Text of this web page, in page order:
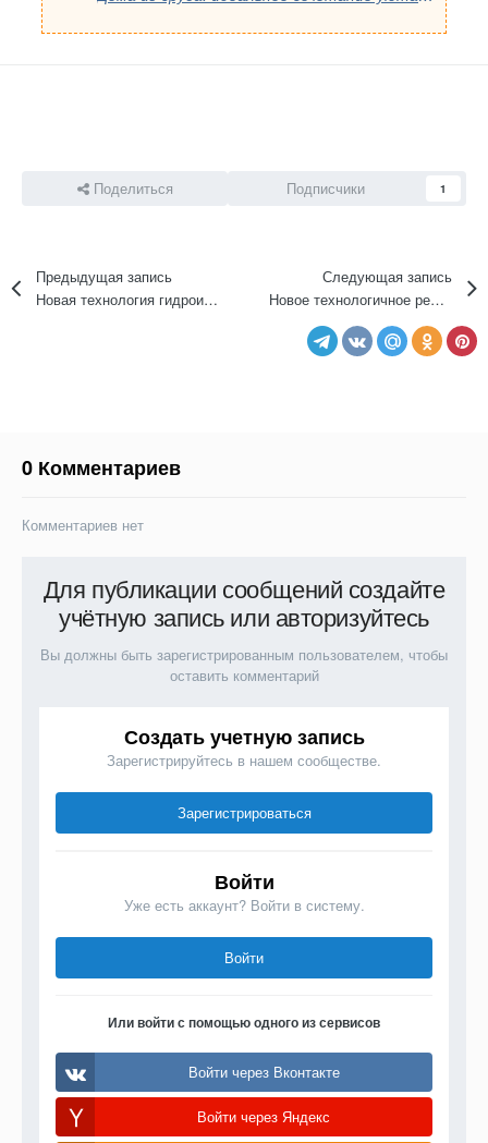
Поделиться Подписчики 1
Предыдущая запись
Новая технология гидроизоляции отмостки
Следующая запись
Новое технологичное решение для эффективной радонозащиты фундаментов
0 Комментариев
Комментариев нет
Для публикации сообщений создайте
учётную запись или авторизуйтесь
Вы должны быть зарегистрированным пользователем, чтобы
оставить комментарий
Создать учетную запись
Зарегистрируйтесь в нашем сообществе.
Зарегистрироваться
Войти
Уже есть аккаунт? Войти в систему.
Войти
Или войти с помощью одного из сервисов
Войти через Вконтакте
Войти через Яндекс